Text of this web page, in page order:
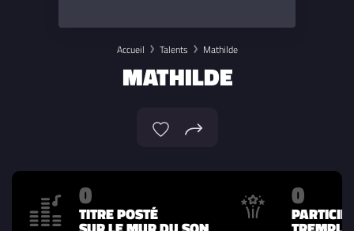
Accueil Talents Mathilde
MATHILDE
0
TITRE POSTÉ
0